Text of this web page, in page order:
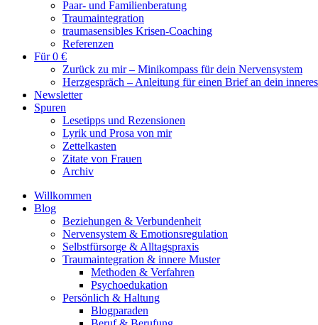
Paar- und Familienberatung
Traumaintegration
traumasensibles Krisen-Coaching
Referenzen
Für 0 €
Zurück zu mir – Minikompass für dein Nervensystem
Herzgespräch – Anleitung für einen Brief an dein
Newsletter
Spuren
Lesetipps und Rezensionen
Lyrik und Prosa von mir
Zettelkasten
Zitate von Frauen
Archiv
Willkommen
Blog
Beziehungen & Verbundenheit
Nervensystem & Emotionsregulation
Selbstfürsorge & Alltagspraxis
Traumaintegration & innere Muster
Methoden & Verfahren
Psychoedukation
Persönlich & Haltung
Blogparaden